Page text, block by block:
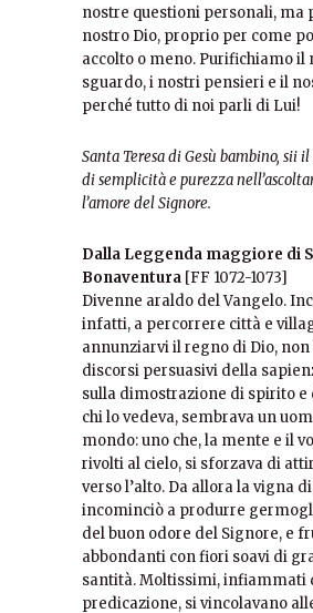
nostre questioni personali, ma
nostro Dio, proprio per come
accolto o meno. Purifichiamo il
sguardo, i nostri pensieri e il
perché tutto di noi parli di Lui!
Santa Teresa di Gesù bambino, sii
di semplicità e purezza
l’amore del Signore.
Dalla Leggenda maggiore di
Bonaventura [FF 1072-1073]
Divenne araldo del Vangelo.
infatti, a percorrere città e
annunziarvi il regno di Dio,
discorsi persuasivi della
sulla dimostrazione di spirito e
chi lo vedeva, sembrava un
mondo: uno che, la mente e il
rivolti al cielo, si sforzava di
verso l’alto. Da allora la vigna
incominciò a produrre
del buon odore del Signore, e
abbondanti con fiori soavi di
santità. Moltissimi, infiammati
predicazione, si vincolavano